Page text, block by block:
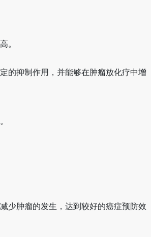
。
的抑制作用，并能够在肿瘤放化疗中增
少肿瘤的发生，达到较好的癌症预防效